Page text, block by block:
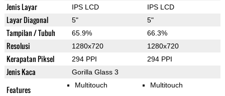
Jenis Layar IPS LCD IPS LCD
Layar Diagonal 5" 5"
Tampilan / Tubuh 65.9% 66.3%
Resolusi 1280x720 1280x720
Kerapatan Piksel 294 PPI 294 PPI
Jenis Kaca Gorilla Glass 3
Features Multitouch Multitouch